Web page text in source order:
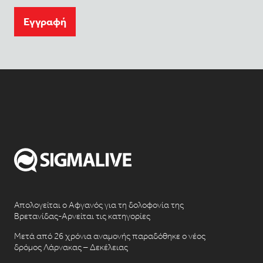
Eγγραφή
Απολογείται ο Αφγανός για τη δολοφονία της
Βρετανίδας-Αρνείται τις κατηγορίες
Μετά από 26 χρόνια αναμονής παραδόθηκε ο νέος
δρόμος Λάρνακας – Δεκέλειας